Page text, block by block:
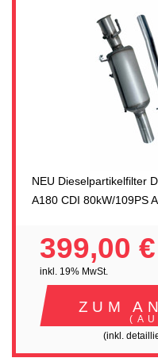
NEU Dieselpartikelfilter
A180 CDI 80kW/109PS
399,00 €
inkl. 19% MwSt.
ZUM
(inkl.